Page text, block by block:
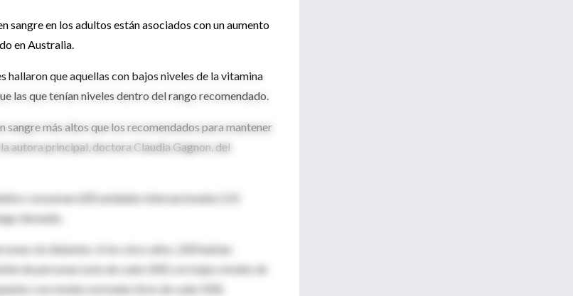
sangre en los adultos están asociados con un aumento
en Australia.
hallaron que aquellas con bajos niveles de la vitamina
las que tenían niveles dentro del rango recomendado.
más altos que los recomendados para mantener
autora principal, doctora Claudia Gagnon, del
consuman 600 unidades internacionales (UI)
deseado.
sin diabetes. A los cinco años, 200 habían
de personas (seis de cada 100) con bajos niveles de
con niveles normales (tres de cada 100).